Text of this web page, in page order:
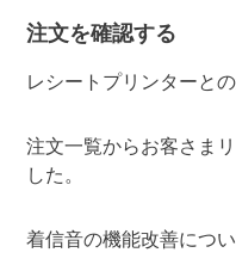
注文を確認する
レシートプリンターと
注文一覧からお客さま
した。
着信音の機能改善につ